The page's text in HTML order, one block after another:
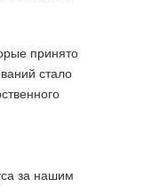
принято
стало
за нашим